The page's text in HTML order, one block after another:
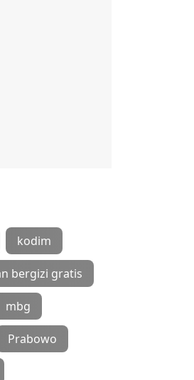
kodim
bergizi gratis
mbg
Prabowo